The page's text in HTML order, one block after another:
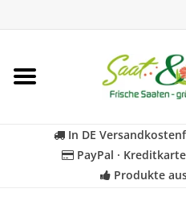
Startseite
In DE
PayPal ·
Produkte